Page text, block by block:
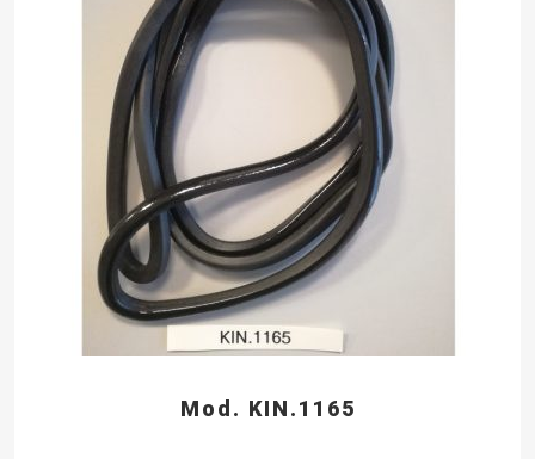
Mod. KIN.1165